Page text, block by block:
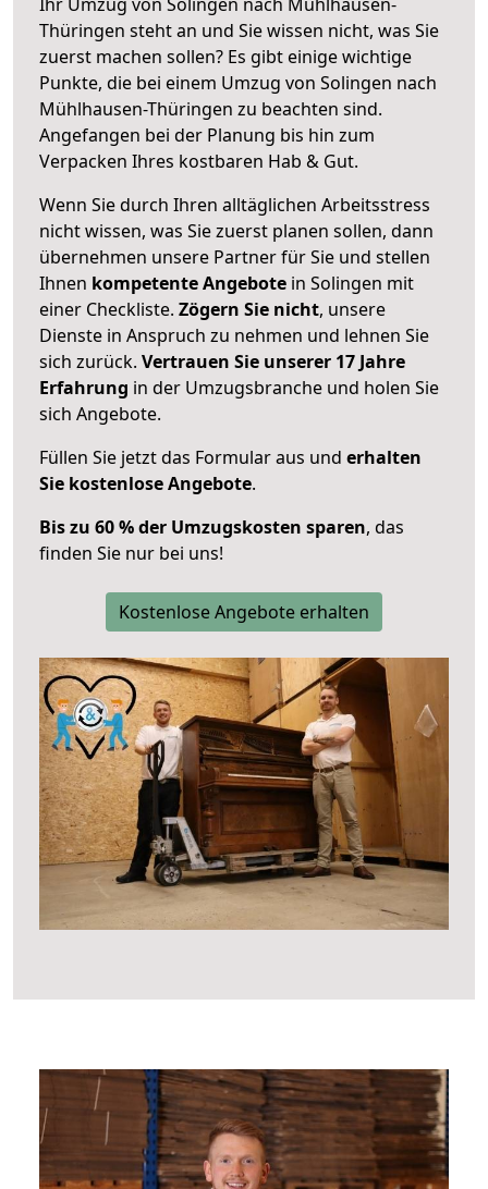
Thüringen steht an und Sie wissen nicht, was Sie
zuerst machen sollen? Es gibt einige wichtige
Punkte, die bei einem Umzug von Solingen nach
Mühlhausen-Thüringen zu beachten sind.
Angefangen bei der Planung bis hin zum
Verpacken Ihres kostbaren Hab & Gut.
Wenn Sie durch Ihren alltäglichen Arbeitsstress
nicht wissen, was Sie zuerst planen sollen, dann
übernehmen unsere Partner für Sie und stellen
Ihnen kompetente Angebote in Solingen mit
einer Checkliste. Zögern Sie nicht, unsere
Dienste in Anspruch zu nehmen und lehnen Sie
sich zurück. Vertrauen Sie unserer 17 Jahre
Erfahrung in der Umzugsbranche und holen Sie
sich Angebote.
Füllen Sie jetzt das Formular aus und erhalten
Sie kostenlose Angebote.
Bis zu 60 % der Umzugskosten sparen, das
finden Sie nur bei uns!
Kostenlose Angebote erhalten